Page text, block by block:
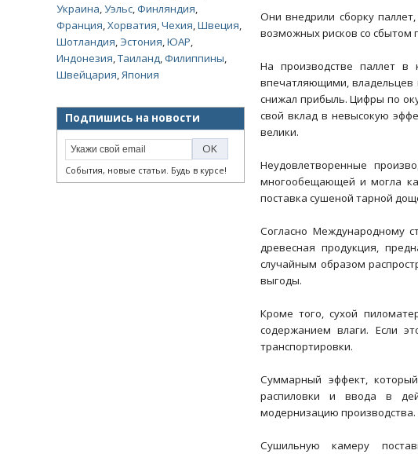
Украина,Уэльс,Финляндия,
Франция,Хорватия,Чехия,Швеция,
Шотландия, Эстония,ЮАР,
Индонезия,Таиланд,Филиппины,
Швейцария,Япония
Подпишись на новости
События, новые статьи. Будь в курсе!
Они внедрили сборку
возможных рисков со сбытом
На производстве паллет в
впечатляющими, владельцев
снижал прибыль. Цифры по
свой вклад в невысокую
велики.
Неудовлетворенные
многообещающей и могла
поставка сушеной тарной
Согласно Международному
древесная продукция,
случайным образом
выгоды.
Кроме того, сухой
содержанием влаги. Если
транспортировки.
Суммарный эффект,
распиловки и ввода в
модернизацию производства.
Сушильную камеру